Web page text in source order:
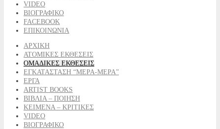
VIDEO
ΒΙΟΓΡΑΦΙΚΟ
FACEBOOK
ΕΠΙΚΟΙΝΩΝΙΑ
ΑΡΧΙΚΗ
ΑΤΟΜΙΚΕΣ ΕΚΘΕΣΕΙΣ
ΟΜΑΔΙΚΕΣ ΕΚΘΕΣΕΙΣ
ΕΓΚΑΤΑΣΤΑΣΗ “ΜΕΡΑ-ΜΕΡΑ”
ΕΡΓΑ
ARTIST BOOKS
ΒΙΒΛΙΑ – ΠΟΙΗΣΗ
ΚΕΙΜΕΝΑ – ΚΡΙΤΙΚΕΣ
VIDEO
ΒΙΟΓΡΑΦΙΚΟ